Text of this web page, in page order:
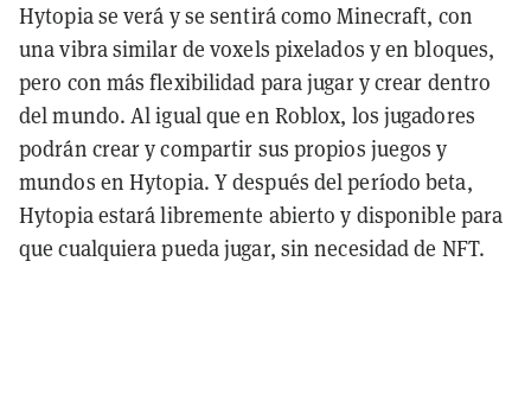
Hytopia se verá y se sentirá como Minecraft, con
una vibra similar de voxels pixelados y en bloques,
pero con más flexibilidad para jugar y crear dentro
del mundo. Al igual que en Roblox, los jugadores
podrán crear y compartir sus propios juegos y
mundos en Hytopia. Y después del período beta,
Hytopia estará libremente abierto y disponible para
que cualquiera pueda jugar, sin necesidad de NFT.